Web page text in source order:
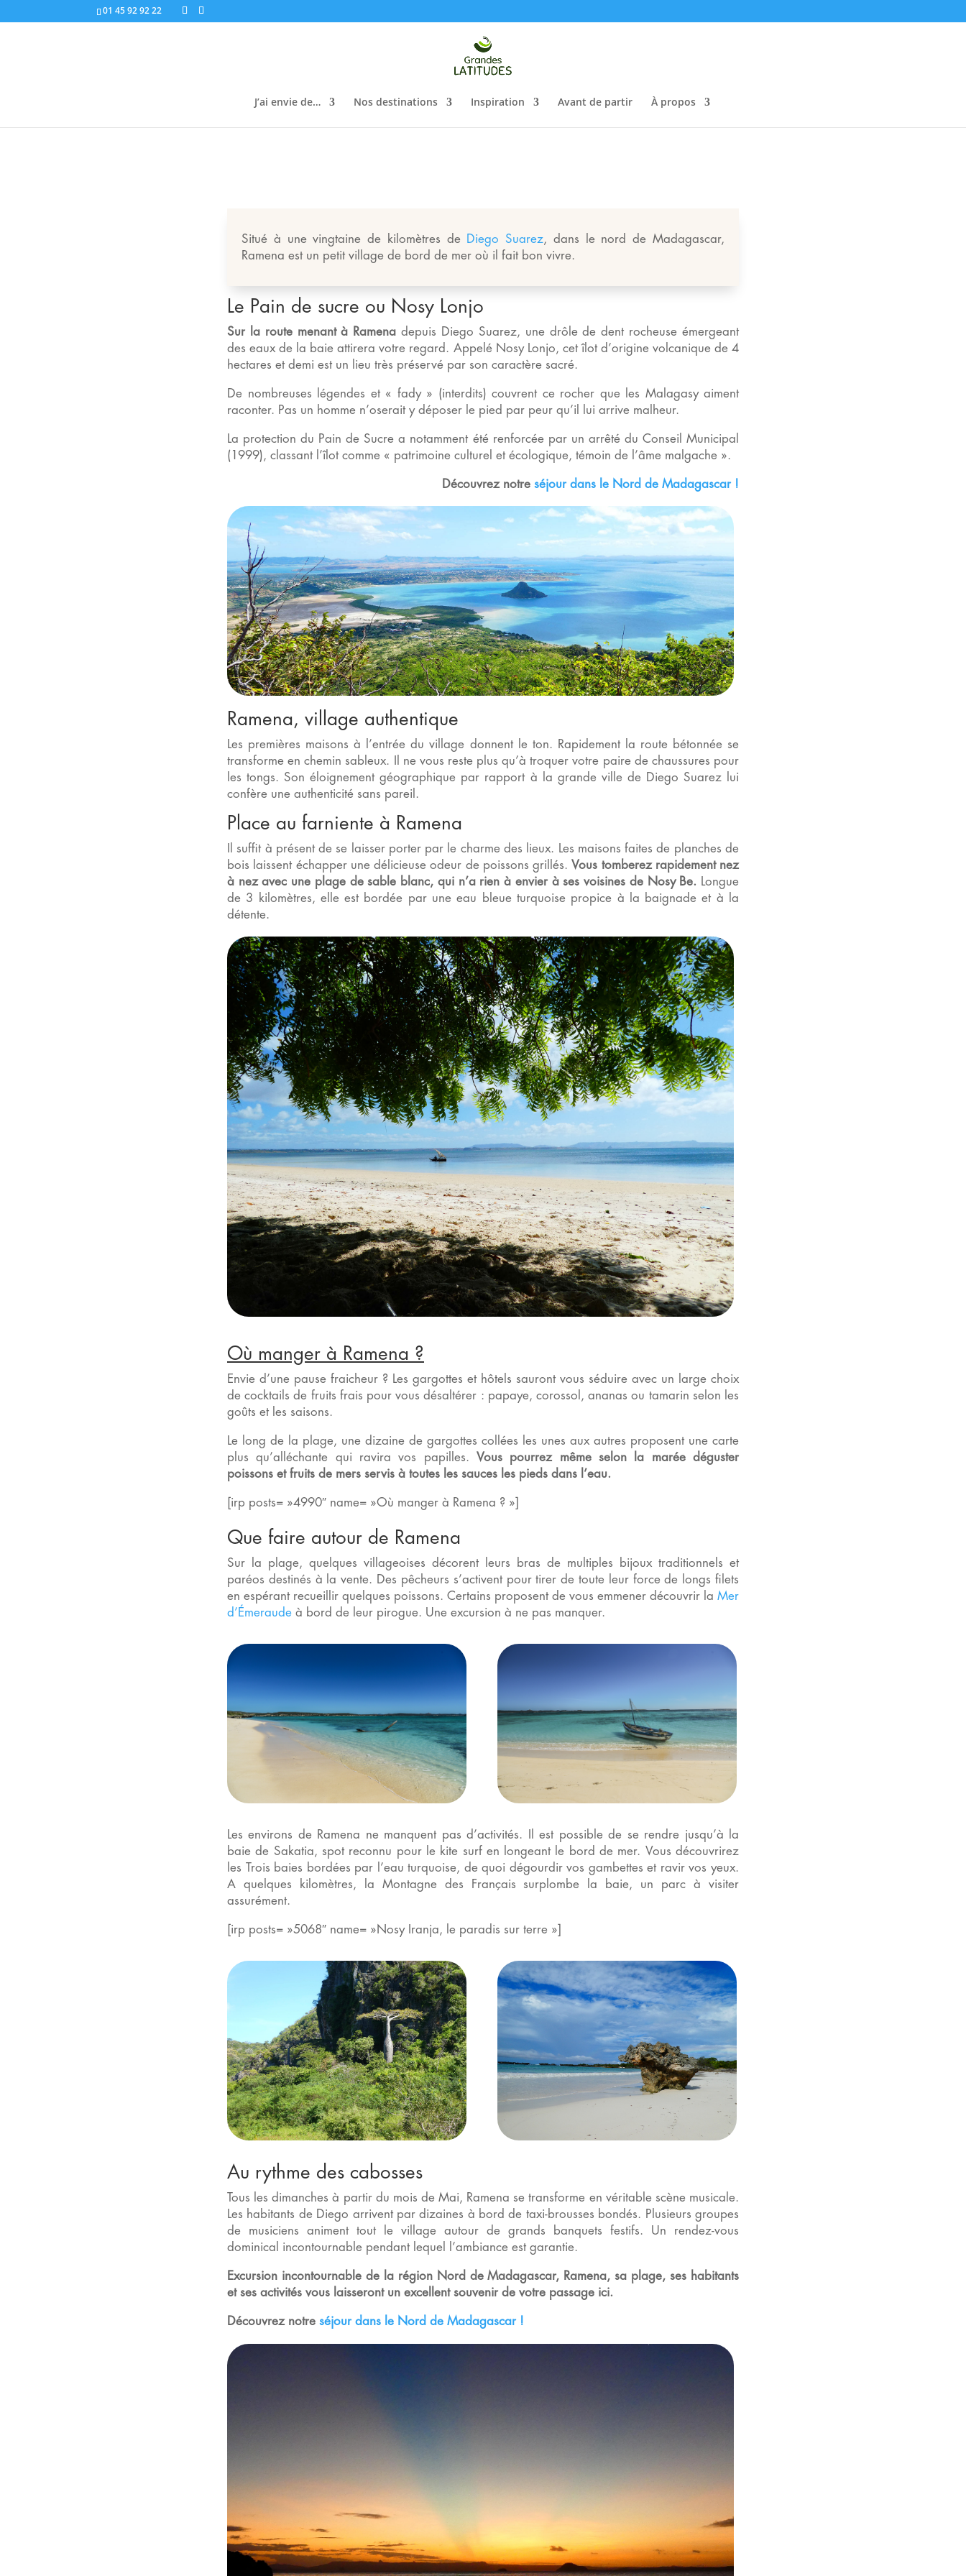
01 45 92 92 22
J’ai envie de… Nos destinations Inspiration Avant de partir À propos
Situé à une vingtaine de kilomètres de Diego Suarez, dans le nord de Madagascar,
Ramena est un petit village de bord de mer où il fait bon vivre.
Le Pain de sucre ou Nosy Lonjo
Sur la route menant à Ramena depuis Diego Suarez, une drôle de dent rocheuse émergeant
des eaux de la baie attirera votre regard. Appelé Nosy Lonjo, cet îlot d’origine volcanique de 4
hectares et demi est un lieu très préservé par son caractère sacré.
De nombreuses légendes et « fady » (interdits) couvrent ce rocher que les Malagasy aiment
raconter. Pas un homme n’oserait y déposer le pied par peur qu’il lui arrive malheur.
La protection du Pain de Sucre a notamment été renforcée par un arrêté du Conseil Municipal
(1999), classant l’îlot comme « patrimoine culturel et écologique, témoin de l’âme malgache ».
Découvrez notre séjour dans le Nord de Madagascar !
Ramena, village authentique
Les premières maisons à l’entrée du village donnent le ton. Rapidement la route bétonnée se
transforme en chemin sableux. Il ne vous reste plus qu’à troquer votre paire de chaussures pour
les tongs. Son éloignement géographique par rapport à la grande ville de Diego Suarez lui
confère une authenticité sans pareil.
Place au farniente à Ramena
Il suffit à présent de se laisser porter par le charme des lieux. Les maisons faites de planches de
bois laissent échapper une délicieuse odeur de poissons grillés.Vous tomberez rapidement nez
à nez avec une plage de sable blanc, qui n’a rien à envier à ses voisines de Nosy Be. Longue
de 3 kilomètres, elle est bordée par une eau bleue turquoise propice à la baignade et à la
détente.
Où manger à Ramena ?
Envie d’une pause fraicheur ? Les gargottes et hôtels sauront vous séduire avec un large choix
de cocktails de fruits frais pour vous désaltérer : papaye, corossol, ananas ou tamarin selon les
goûts et les saisons.
Le long de la plage, une dizaine de gargottes collées les unes aux autres proposent une carte
plus qu’alléchante qui ravira vos papilles. Vous pourrez même selon la marée déguster
poissons et fruits de mers servis à toutes les sauces les pieds dans l’eau.
[irp posts= »4990″ name= »Où manger à Ramena ? »]
Que faire autour de Ramena
Sur la plage, quelques villageoises décorent leurs bras de multiples bijoux traditionnels et
paréos destinés à la vente. Des pêcheurs s’activent pour tirer de toute leur force de longs filets
en espérant recueillir quelques poissons. Certains proposent de vous emmener découvrir la Mer
d’Émeraude à bord de leur pirogue. Une excursion à ne pas manquer.
Les environs de Ramena ne manquent pas d’activités. Il est possible de se rendre jusqu’à la
baie de Sakatia, spot reconnu pour le kite surf en longeant le bord de mer. Vous découvrirez
les Trois baies bordées par l’eau turquoise, de quoi dégourdir vos gambettes et ravir vos yeux.
A quelques kilomètres, la Montagne des Français surplombe la baie, un parc à visiter
assurément.
[irp posts= »5068″ name= »Nosy Iranja, le paradis sur terre »]
Au rythme des cabosses
Tous les dimanches à partir du mois de Mai, Ramena se transforme en véritable scène musicale.
Les habitants de Diego arrivent par dizaines à bord de taxi-brousses bondés. Plusieurs groupes
de musiciens animent tout le village autour de grands banquets festifs. Un rendez-vous
dominical incontournable pendant lequel l’ambiance est garantie.
Excursion incontournable de la région Nord de Madagascar, Ramena, sa plage, ses habitants
et ses activités vous laisseront un excellent souvenir de votre passage ici.
Découvrez notre séjour dans le Nord de Madagascar !